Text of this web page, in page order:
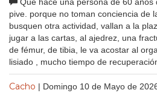
pive. porque no toman conciencia de
busquen otra actividad, vallan a la
jugar a las cartas, al ajedrez, una
de fémur, de tibia, le va acostar al
lisiado , mucho tiempo de
Cacho | Domingo 10 de Mayo de